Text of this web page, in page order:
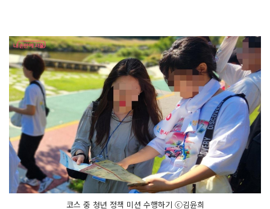
코스 중 청년 정책 미션 수행하기 ⓒ김윤희